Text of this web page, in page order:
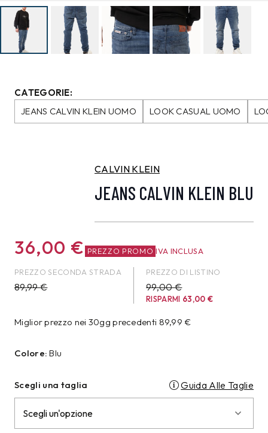
CATEGORIE:
JEANS CALVIN KLEIN UOMO
LOOK CASUAL UOMO
CALVIN KLEIN
JEANS CALVIN KLEIN BLU
36,00 € PREZZO PROMO IVA INCLUSA
PREZZO SECONDA STRADA
89,99€
PREZZO DI LISTINO
99,00 €
RISPARMI 63,00€
Miglior prezzo nei 30gg precedenti 89,99€
Colore: Blu
Scegli una taglia Guida Alle Taglie